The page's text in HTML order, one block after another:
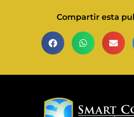
Compartir esta